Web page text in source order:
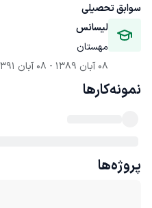
سوابق تحصیلی
لیسانس
مهستان
08 آبان 1389
- 08 آبان 1391
نمونه‌کارها
پروژه‌ها